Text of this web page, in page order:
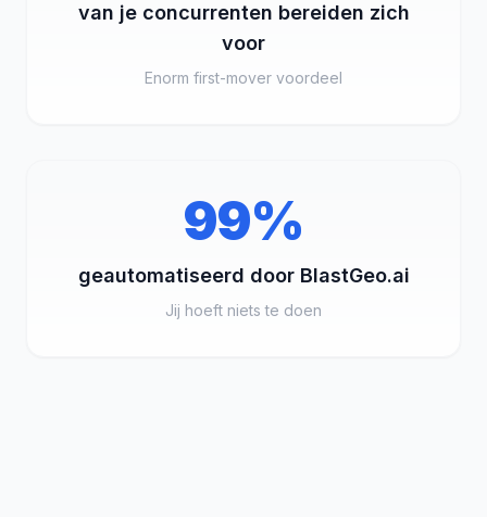
van je concurrenten bereiden zich
voor
Enorm first-mover voordeel
99%
geautomatiseerd door BlastGeo.ai
Jij hoeft niets te doen